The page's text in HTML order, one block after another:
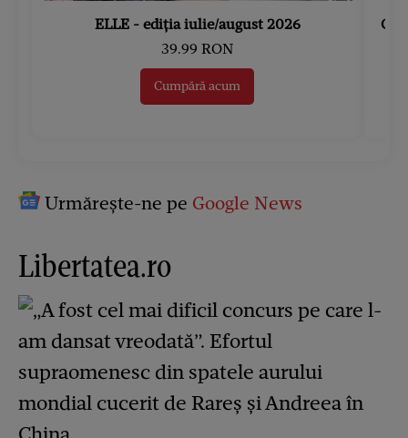
ELLE - ediția iulie/august 2026
39.99 RON
Cumpără acum
Urmărește-ne pe Google News
Libertatea.ro